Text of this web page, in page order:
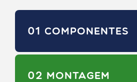
01 COMPONENTES
02 MONTAGEM